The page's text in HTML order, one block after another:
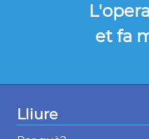
et fa
Lliure